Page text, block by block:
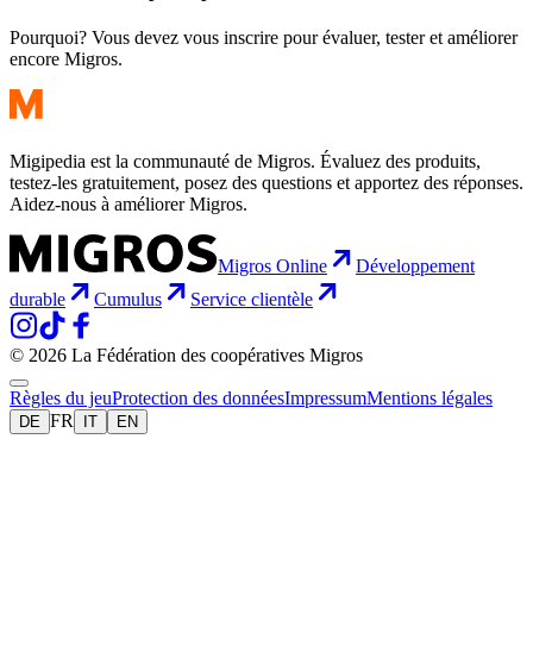
Pourquoi? Vous devez vous inscrire pour évaluer, tester et améliorer
encore Migros.
Migipedia est la communauté de Migros. Évaluez des produits,
testez-les gratuitement, posez des questions et apportez des réponses.
Aidez-nous à améliorer Migros.
Migros Online
Développement
durable
Cumulus Service clientèle
© 2026 La Fédération des coopératives Migros
Règles du jeuProtection des donnéesImpressumMentions légales
DE FR IT EN